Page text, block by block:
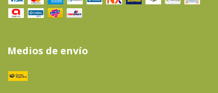
Medios de envío